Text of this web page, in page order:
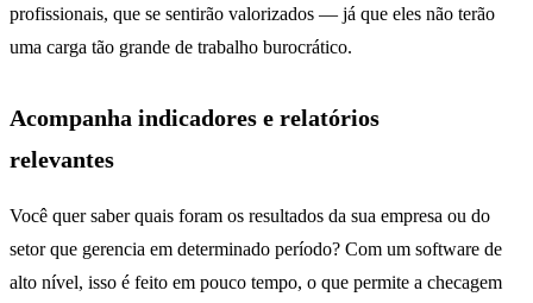
profissionais, que se sentirão valorizados — já que eles não terão
uma carga tão grande de trabalho burocrático.
Acompanha indicadores e relatórios
relevantes
Você quer saber quais foram os resultados da sua empresa ou do
setor que gerencia em determinado período? Com um software de
alto nível, isso é feito em pouco tempo, o que permite a checagem